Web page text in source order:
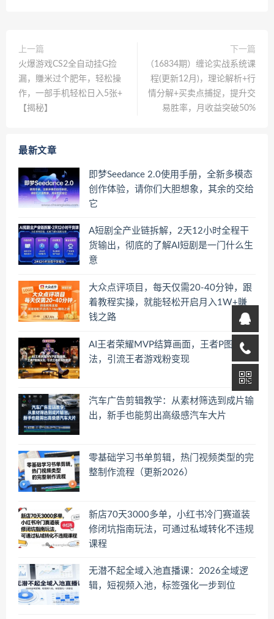
上一篇
火爆游戏CS2全自动挂G捡
漏，賺米过个肥年，轻松操
作，一部手机轻松日入5张+
【揭秘】
下一篇
（16834期）缠论实战系统课
程(更新12月)，理论解析+行
情分解+买卖点捕捉，提升交
易胜率，月收益突破50%
最新文章
即梦Seedance 2.0使用手册，全新多模态
创作体验，请你们大胆想象，其余的交给
它
A短剧全产业链拆解，2天12小时全程干
货输出，彻底的了解AI短剧是一门什么生
意
大众点评项目，每天仅需20-40分钟，跟
着教程实操，就能轻松开启月入1W+賺
钱之路
AI王者荣耀MVP结算画面，王者P图新玩
法，引流王者游戏粉变现
汽车广告剪辑教学：从素材筛选到成片输
出，新手也能剪出高级感汽车大片
零基础学习书单剪辑，热门视频类型的完
整制作流程（更新2026）
新店70天3000多单，小红书冷门赛道装
修闭坑指南玩法，可通过私域转化不违规
课程
无潜不起全域入池直播课：2026全域逻
辑，短视频入池，标签强化一步到位